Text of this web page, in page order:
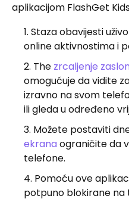
aplikacijom FlashGet
Staza obavijesti
online aktivnostima i
The zrcaljenje
omogućuje da vidite
izravno na svom
ili gleda u određeno
Možete postaviti
ekrana ograničite da
telefone.
Pomoću ove
potpuno blokirane na